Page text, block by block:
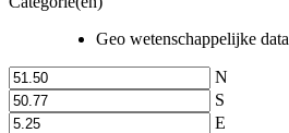
Geo wetenschappelijke data
N
S
E